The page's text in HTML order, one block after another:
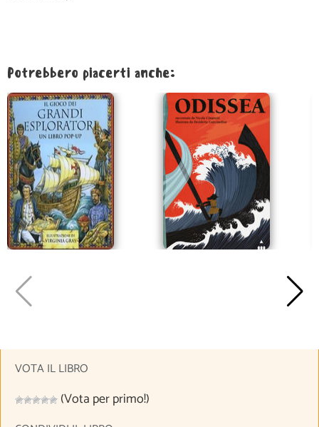
Potrebbero piacerti anche:
VOTA IL LIBRO
(Vota per primo!)